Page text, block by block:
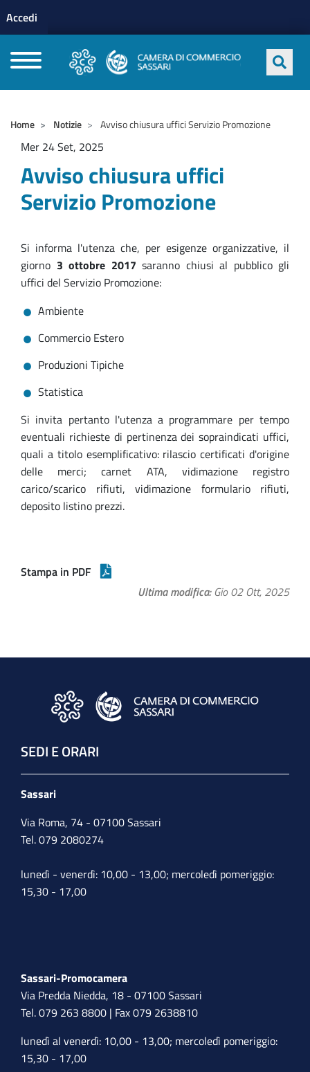
profilo utente
Accedi
Home Notizie Avviso chiusura uffici Servizio Promozione
Mer 24 Set, 2025
Avviso chiusura uffici
Servizio Promozione
Si informa l'utenza che, per esigenze organizzative, il
giorno 3 ottobre 2017 saranno chiusi al pubblico gli
uffici del Servizio Promozione:
Ambiente
Commercio Estero
Produzioni Tipiche
Statistica
Si invita pertanto l'utenza a programmare per tempo
eventuali richieste di pertinenza dei sopraindicati uffici,
quali a titolo esemplificativo: rilascio certificati d'origine
delle merci; carnet ATA, vidimazione registro
carico/scarico rifiuti, vidimazione formulario rifiuti,
deposito listino prezzi.
Stampa in PDF
Ultima modifica Gio 02 Ott, 2025
SEDI E ORARI
Sassari
Via Roma, 74 - 07100 Sassari
Tel. 079 2080274
lunedì - venerdì: 10,00 - 13,00; mercoledì pomeriggio:
15,30 - 17,00
Sassari-Promocamera
Via Predda Niedda, 18 - 07100 Sassari
Tel. 079 263 8800 | Fax 079 2638810
lunedì al venerdì: 10,00 - 13,00; mercoledì pomeriggio:
15,30 - 17,00